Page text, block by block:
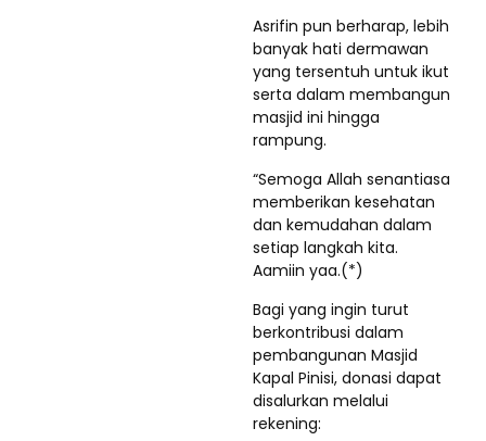
Asrifin pun berharap, lebih
banyak hati dermawan
yang tersentuh untuk ikut
serta dalam membangun
masjid ini hingga
rampung.
“Semoga Allah senantiasa
memberikan kesehatan
dan kemudahan dalam
setiap langkah kita.
Aamiin yaa.(*)
Bagi yang ingin turut
berkontribusi dalam
pembangunan Masjid
Kapal Pinisi, donasi dapat
disalurkan melalui
rekening: